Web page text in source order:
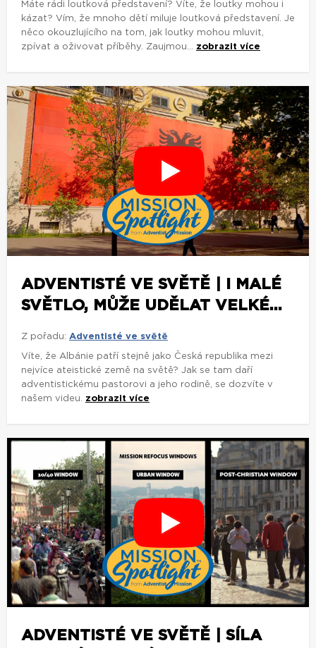
Máte rádi loutková představení? Víte, že loutky mohou i
kázat? Vím, že mnoho dětí miluje loutková představení. Je
něco okouzlujícího na tom, jak loutky mohou mluvit,
zpívat a oživovat příběhy. Zaujmou... zobrazit více
ADVENTISTÉ VE SVĚTĚ | I MALÉ
SVĚTLO, MŮŽE UDĚLAT VELKÉ...
Z pořadu: Adventisté ve světě
Víte, že Albánie patří stejně jako Česká republika mezi
nejvíce ateistické země na světě? Jak se tam daří
adventistickému pastorovi a jeho rodině, se dozvíte v
našem videu. zobrazit více
ADVENTISTÉ VE SVĚTĚ | SÍLA